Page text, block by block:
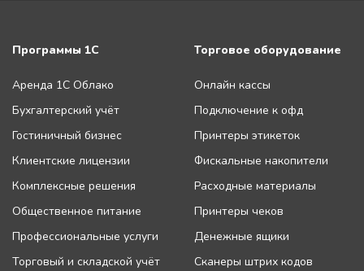
Программы 1С
Аренда 1С Облако
Бухгалтерский учёт
Гостиничный бизнес
Клиентские лицензии
Комплексные решения
Общественное питание
Профессиональные услуги
Торговый и складской учёт
Торговое оборудование
Онлайн кассы
Подключение к офд
Принтеры этикеток
Фискальные накопители
Расходные материалы
Принтеры чеков
Денежные ящики
Сканеры штрих кодов